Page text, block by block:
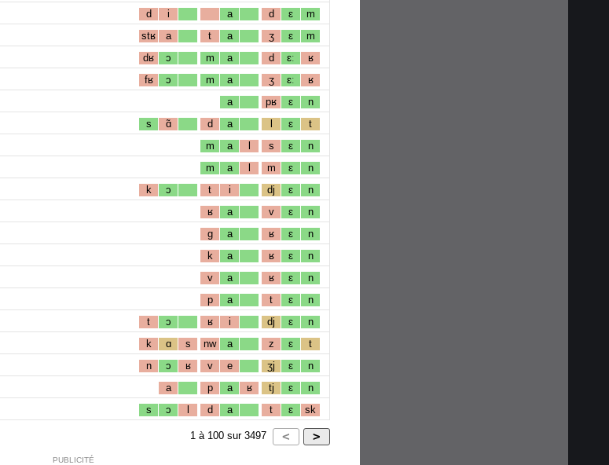
d i a d ɛ m
stʁ a t a ʒ ɛ m
dʁ ɔ m a d ɛː ʁ
fʁ ɔ m a ʒ ɛː ʁ
a pʁ ɛ n
s ɑ̃ d a l ɛ t
m a l s ɛ n
m a l m ɛ n
k ɔ t i dj ɛ n
ʁ a v ɛ n
g a ʁ ɛ n
k a ʁ ɛ n
v a ʁ ɛ n
p a t ɛ n
t ɔ ʁ i dj ɛ n
k ɑ s nw a z ɛ t
n ɔ ʁ v e ʒj ɛ n
a p a ʁ tj ɛ n
s ɔ l d a t ɛ sk
1 à 100 sur 3497
PUBLICITÉ